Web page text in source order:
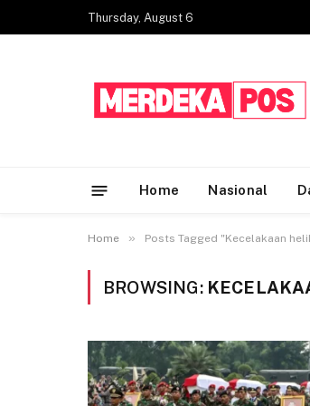
Thursday, August 6
Home Nasional
Home » Posts Tagged "Kecelakaan
BROWSING: